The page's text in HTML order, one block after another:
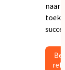
naar